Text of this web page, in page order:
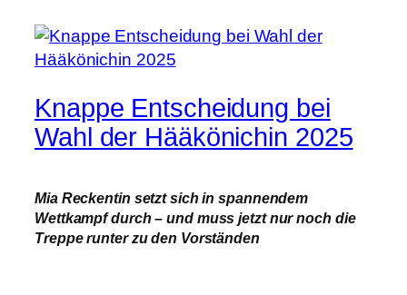
Knappe Entscheidung bei
Wahl der Hääkönichin 2025
Mia Reckentin setzt sich in spannendem
Wettkampf durch – und muss jetzt nur noch die
Treppe runter zu den Vorständen